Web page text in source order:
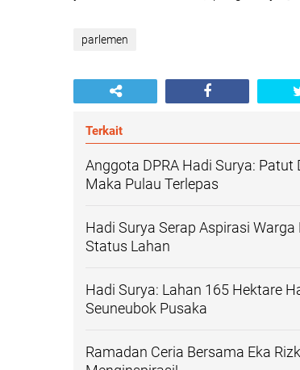
parlemen
Terkait
Anggota DPRA Hadi Surya:
Maka Pulau Terlepas
Hadi Surya Serap Aspirasi
Status Lahan
Hadi Surya: Lahan 165 Hektare
Seuneubok Pusaka
Ramadan Ceria Bersama Eka